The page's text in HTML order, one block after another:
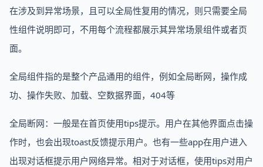
在涉及到异常场景，且可以全局性复用的情况，则只需要全局
性组件说明即可，不用每个流程都展示其异常场景组件或者页
面。
全局组件指的是整个产品通用的组件，例如全局断网，操作成
功、操作失败、加载、空数据界面，404等
全局断网：一般是在首页使用tips提示。用户在其他界面点击操
作时，也会出现toast反馈提示用户。也有一些app在用户进入
出现对话框提示用户网络异常。相对于对话框，使用tips对用户